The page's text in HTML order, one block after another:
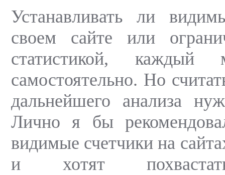
Устанавливать ли
своем сайте или
статистикой, каждый
самостоятельно. Но
дальнейшего анализа
Лично я бы
видимые счетчики на
и хотят